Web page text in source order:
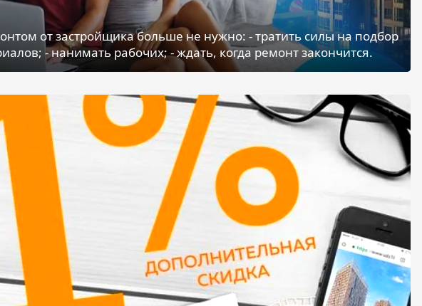
от застройщика больше не нужно: - тратить силы на подбор
- нанимать рабочих; - ждать, когда ремонт закончится.